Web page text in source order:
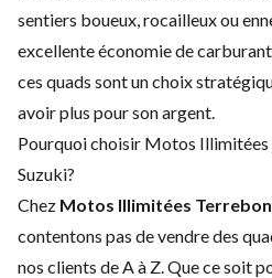
sentiers boueux, rocailleux ou
excellente économie de
ces quads sont un choix
avoir plus pour son argent.
Pourquoi choisir Motos
Suzuki?
Chez Motos Illimitées
contentons pas de vendre des
nos clients de A à Z. Que ce soit